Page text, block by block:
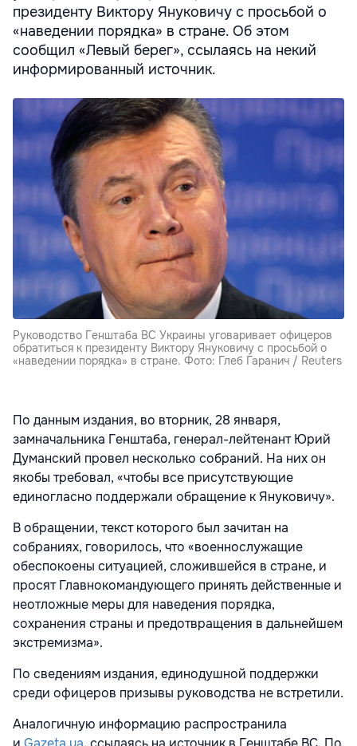
президенту Виктору Януковичу с просьбой о
«наведении порядка» в стране. Об этом
сообщил «Левый берег», ссылаясь на некий
информированный источник.
Руководство Генштаба ВС Украины уговаривает офицеров
обратиться к президенту Виктору Януковичу с просьбой о
«наведении порядка» в стране. Фото: Глеб Гаранич / Reuters
По данным издания, во вторник, 28 января,
замначальника Генштаба, генерал-лейтенант Юрий
Думанский провел несколько собраний. На них он
якобы требовал, «чтобы все присутствующие
единогласно поддержали обращение к Януковичу».
В обращении, текст которого был зачитан на
собраниях, говорилось, что «военнослужащие
обеспокоены ситуацией, сложившейся в стране, и
просят Главнокомандующего принять действенные и
неотложные меры для наведения порядка,
сохранения страны и предотвращения в дальнейшем
экстремизма».
По сведениям издания, единодушной поддержки
среди офицеров призывы руководства не встретили.
Аналогичную информацию распространила